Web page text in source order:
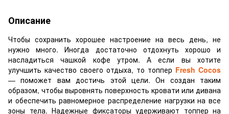
Описание
Чтобы сохранить хорошее настроение на весь день, не
нужно много. Иногда достаточно отдохнуть хорошо и
насладиться чашкой кофе утром. А если вы хотите
улучшить качество своего отдыха, то топпер Fresh Cocos
— поможет вам достичь этой цели. Он создан таким
образом, чтобы выровнять поверхность кровати или дивана
и обеспечить равномерное распределение нагрузки на все
зоны тела. Надежные фиксаторы удерживают топпер на